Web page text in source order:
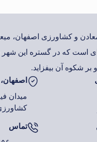
معادن و کشاورزی
است که در گستره این شهر
بر شکوه آن بیفزاید.
میدان
تماس